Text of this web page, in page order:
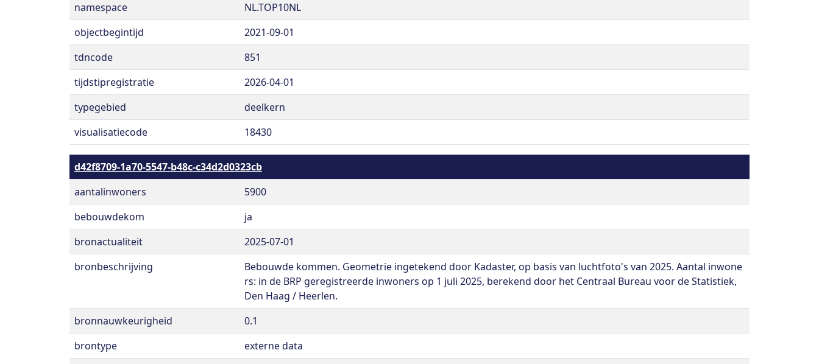
namespace
NL.TOP10NL
objectbegintijd
2021-09-01
tdncode
851
tijdstipregistratie
2026-04-01
typegebied
deelkern
visualisatiecode
18430
d42f8709-1a70-5547-b48c-c34d2d0323cb
aantalinwoners
5900
bebouwdekom
ja
bronactualiteit
2025-07-01
bronbeschrijving
Bebouwde kommen. Geometrie ingetekend door Kadaster, op basis van luchtfoto's van 2025. Aantal inwone
rs: in de BRP geregistreerde inwoners op 1 juli 2025, berekend door het Centraal Bureau voor de Statistiek,
Den Haag / Heerlen.
bronnauwkeurigheid
0.1
brontype
externe data